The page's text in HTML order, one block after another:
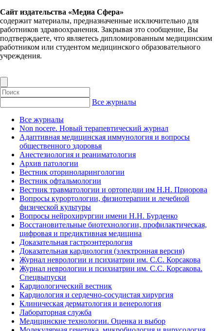
Сайт издательства «Медиа Сфера»
содержит материалы, предназначенные исключительно для
работников здравоохранения. Закрывая это сообщение, Вы
подтверждаете, что являетесь дипломированным медицинским
работником или студентом медицинского образовательного
учреждения.
Все журналы
Все журналы
Non nocere. Новый терапевтический журнал
Адаптивная медицинская иммунология и вопросы
общественного здоровья
Анестезиология и реаниматология
Архив патологии
Вестник оториноларингологии
Вестник офтальмологии
Вестник травматологии и ортопедии им Н.Н. Приорова
Вопросы курортологии, физиотерапии и лечебной
физической культуры
Вопросы нейрохирургии имени Н.Н. Бурденко
Восстановительные биотехнологии, профилактическая,
цифровая и предиктивная медицина
Доказательная гастроэнтерология
Доказательная кардиология (электронная версия)
Журнал неврологии и психиатрии им. С.С. Корсакова
Журнал неврологии и психиатрии им. С.С. Корсакова.
Спецвыпуски
Кардиологический вестник
Кардиология и сердечно-сосудистая хирургия
Клиническая дерматология и венерология
Лабораторная служба
Медицинские технологии. Оценка и выбор